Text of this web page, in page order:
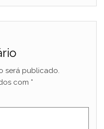
será publicado.
com *